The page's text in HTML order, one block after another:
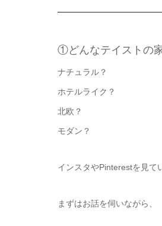
①どんなテイストの
ナチュラル？
ホテルライク？
北欧？
モダン？
インスタやPinterestを見て
まずはお話を伺いながら、